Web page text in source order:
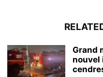
Grand
nouvel